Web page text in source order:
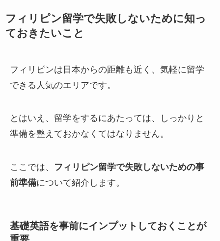
フィリピン留学で失敗しないために知っ
ておきたいこと
フィリピンは日本からの距離も近く、気軽に留学
できる人気のエリアです。
とはいえ、留学をするにあたっては、しっかりと
準備を整えておかなくてはなりません。
ここでは、 フィリピン留学で失敗しないための事
前準備について紹介します。
基礎英語を事前にインプットしておくことが